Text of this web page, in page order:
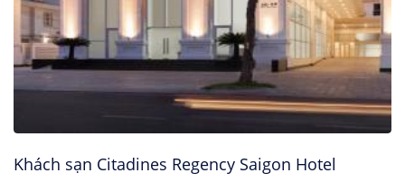
Khách sạn Citadines Regency Saigon Hotel